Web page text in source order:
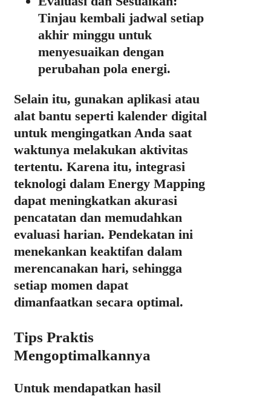
Tinjau kembali jadwal setiap
akhir minggu untuk
menyesuaikan dengan
perubahan pola energi.
Selain itu, gunakan aplikasi atau
alat bantu seperti kalender digital
untuk mengingatkan Anda saat
waktunya melakukan aktivitas
tertentu. Karena itu, integrasi
teknologi dalam Energy Mapping
dapat meningkatkan akurasi
pencatatan dan memudahkan
evaluasi harian. Pendekatan ini
menekankan keaktifan dalam
merencanakan hari, sehingga
setiap momen dapat
dimanfaatkan secara optimal.
Tips Praktis
Mengoptimalkannya
Untuk mendapatkan hasil